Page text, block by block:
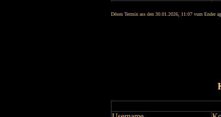
Dësen Termin ass den 30.01.2026, 11:07 vum Ender